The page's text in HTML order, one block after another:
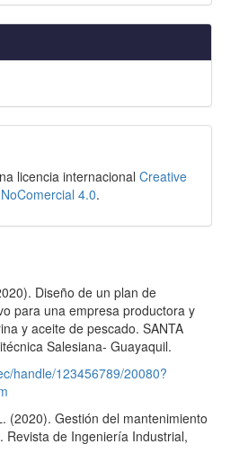
licencia internacional Creative
4.0.
Diseño de un plan de
para una empresa productora y
y aceite de pescado. SANTA
Salesiana- Guayaquil.
handle/123456789/20080?
(2020). Gestión del mantenimiento
Revista de Ingeniería Industrial,